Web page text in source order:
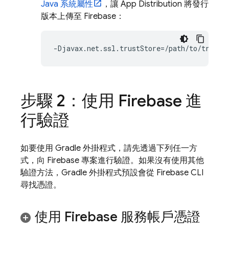
Java 系統屬性 ，讓 App Distribution 將發行
版本上傳至 Firebase：
步驟 2：使用 Firebase 進
行驗證
如要使用 Gradle 外掛程式，請先透過下列任一方
式，向 Firebase 專案進行驗證。如果沒有使用其他
驗證方法，Gradle 外掛程式預設會從 Firebase CLI
尋找憑證。
使用 Firebase 服務帳戶憑證